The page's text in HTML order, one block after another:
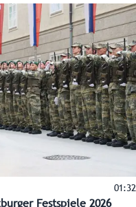
Euro für neue,
Wege und eine bessere
01:32
Festspiele 2026